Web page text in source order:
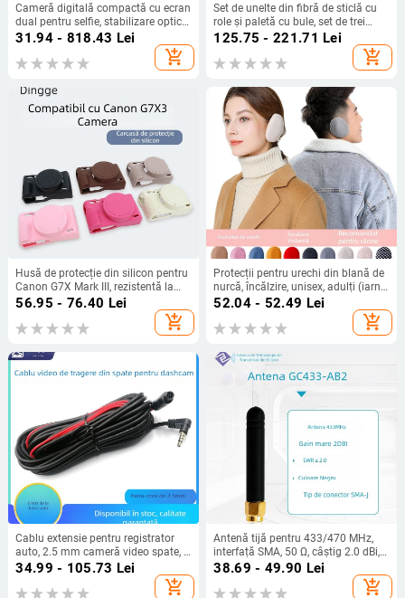
Cameră digitală compactă cu ecran
dual pentru selfie, stabilizare optică,
zoom optic 10x, LCD de 2,8 inchi,
31.94 - 818.43 Lei
add_shopping_cart
Set de unelte din fibră de sticlă cu
role și paletă cu bule, set de trei
piese, țevi din oțel inoxidabil și oțel
125.75 - 221.71 Lei
add_shopping_cart
Husă de protecție din silicon pentru
Canon G7X Mark III, rezistentă la
uzură și la șocuri.
56.95 - 76.40 Lei
add_shopping_cart
Protecții pentru urechi din blană de
nurcă, încălzire, unisex, adulți (iarna,
primăvara, toamna)
52.04 - 52.49 Lei
add_shopping_cart
Cablu extensie pentru registrator
auto, 2.5 mm cameră video spate, 4
pini, personalizabil, -20°C până la
34.99 - 105.73 Lei
add_shopping_cart
Antenă tijă pentru 433/470 MHz,
interfață SMA, 50 Ω, câștig 2.0 dBi,
SWR ≤ 2
38.69 - 49.90 Lei
add_shopping_cart